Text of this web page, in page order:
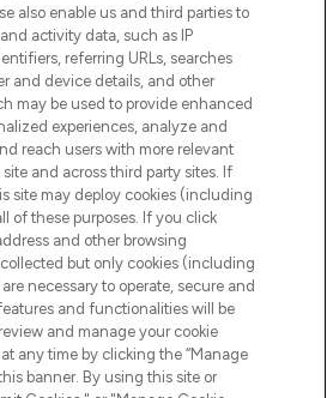
la livraison offerte dès
55€ d'achat.
aux cookies
or Share My Personal
Information
INFORMATIONS
GÉNÉRALES
DE LOOKFANTASTIC
also enable us and third parties to
activity data, such as IP
referring URLs, searches
and device details, and other
may be used to provide enhanced
experiences, analyze and
reach users with more relevant
and across third party sites. If
site may deploy cookies (including
of these purposes. If you click
and other browsing
but only cookies (including
necessary to operate, secure and
and functionalities will be
and manage your cookie
any time by clicking the “Manage
banner. By using this site or